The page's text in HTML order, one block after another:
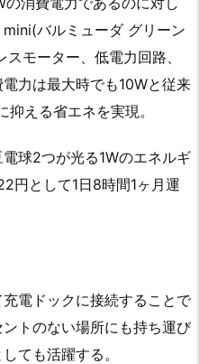
バルミューダ グリーン
スモーター、低電力回路、
力は最大時でも10Wと従来
える省エネを実現。
球2つが光る1Wのエネルギ
円として1日8時間1ヶ月運
電ドックに接続することで
トのない場所にも持ち運び
ても活躍する。